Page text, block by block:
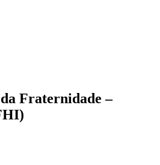
Fraternidade –